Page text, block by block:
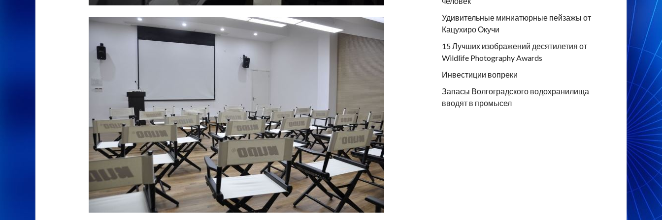
Удивительные миниатюрные пейзажы от
Кацухиро Окучи
15 Лучших изображений десятилетия от
Wildlife Photography Awards
Инвестиции вопреки
Запасы Волгоградского водохранилища
вводят в промысел